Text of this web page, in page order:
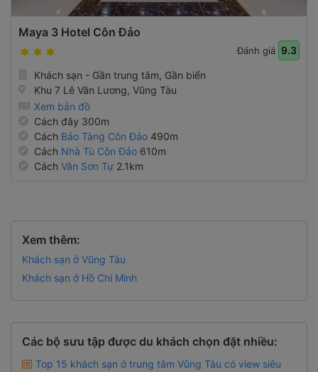
Maya 3 Hotel Côn Đảo
Đánh giá 9.3
Khách sạn - Gần trung tâm, Gần biển
Khu 7 Lê Văn Lương, Vũng Tàu
Xem bản đồ
Cách đây 300m
Cách Bảo Tàng Côn Đảo 490m
Cách Nhà Tù Côn Đảo 610m
Cách Vân Sơn Tự 2.1km
Xem thêm:
Khách sạn ở Vũng Tàu
Khách sạn ở Hồ Chí Minh
Các bộ sưu tập được du khách chọn đặt nhiều:
Top 15 khách sạn ở trung tâm Vũng Tàu có view siêu